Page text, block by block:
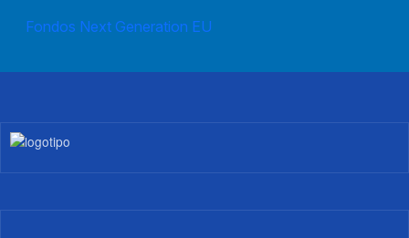
Fondos Next Generation EU
Imagen